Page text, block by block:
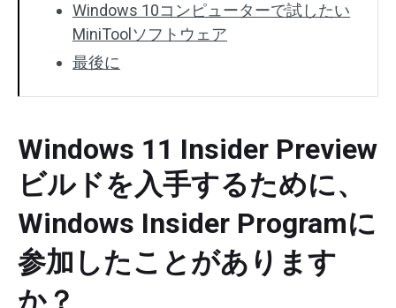
Windows 10コンピューターで試したい
MiniToolソフトウェア
最後に
Windows 11 Insider Preview
ビルドを入手するために、
Windows Insider Programに
参加したことがあります
か？